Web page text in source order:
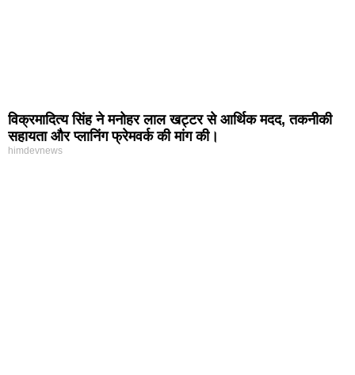
विक्रमादित्य सिंह ने मनोहर लाल खट्टर से आर्थिक मदद, तकनीकी
सहायता और प्लानिंग फ्रेमवर्क की मांग की।
himdevnews